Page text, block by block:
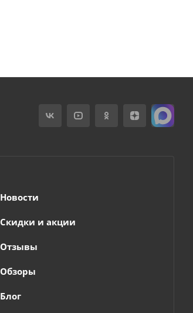
Новости
Скидки и акции
Отзывы
Обзоры
Блог